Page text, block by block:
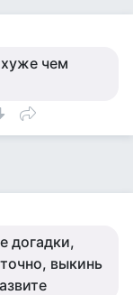
чем
догадки,
выкинь